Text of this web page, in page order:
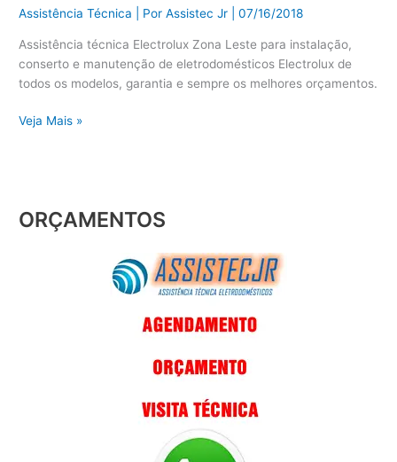
Assistência Técnica | PorAssistec Jr |07/16/2018
Assistência técnica Electrolux Zona Leste para instalação,
conserto e manutenção de eletrodomésticos Electrolux de
todos os modelos, garantia e sempre os melhores orçamentos.
Zona
Veja Mais »
ORÇAMENTOS